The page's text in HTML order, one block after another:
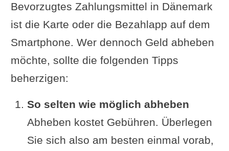
Bevorzugtes Zahlungsmittel in Dänemark
ist die Karte oder die Bezahlapp auf dem
Smartphone. Wer dennoch Geld abheben
möchte, sollte die folgenden Tipps
beherzigen:
So selten wie möglich abheben
Abheben kostet Gebühren. Überlegen
Sie sich also am besten einmal vorab,